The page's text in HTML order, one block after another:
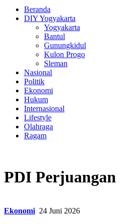
Beranda
DIY Yogyakarta
Yogyakarta
Bantul
Gunungkidul
Kulon Progo
Sleman
Nasional
Politik
Ekonomi
Hukum
Internasional
Lifestyle
Olahraga
Ragam
PDI Perjuangan
Ekonomi 24 Juni 2026